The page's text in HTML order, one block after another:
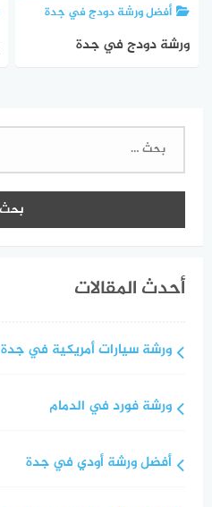
أفضل ورشة دودج في جدة
ورشة دودج في جدة
أحدث المقالات
ورشة سيارات أمريكية في جدة
ورشة فورد في الدمام
أفضل ورشة أودي في جدة